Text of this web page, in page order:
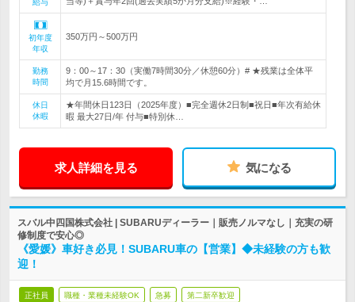
給与
初年度
年収
350万円～500万円
勤務
時間
9：00～17：30（実働7時間30分／休憩60分）# ★残業は全体平
均で月15.6時間です。
休日
休暇
★年間休日123日（2025年度）■完全週休2日制■祝日■年次有給休
暇 最大27日/年 付与■特別休…
求人詳細を見る 気になる
スバル中四国株式会社 | SUBARUディーラー｜販売ノルマなし｜充実の研
修制度で安心◎
《愛媛》車好き必見！SUBARU車の【営業】◆未経験の方も歓
迎！
正社員 職種・業種未経験OK 急募 第二新卒歓迎